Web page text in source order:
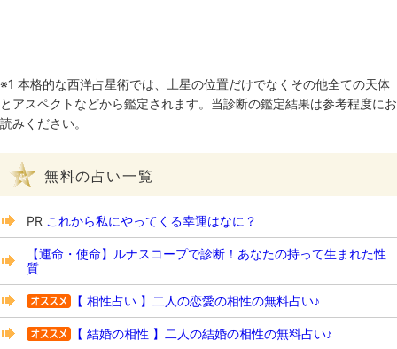
※1 本格的な西洋占星術では、土星の位置だけでなくその他全ての天体
とアスペクトなどから鑑定されます。当診断の鑑定結果は参考程度にお
読みください。
無料の占い一覧
PR これから私にやってくる幸運はなに？
【運命・使命】ルナスコープで診断！あなたの持って生まれた性
質
【 相性占い 】二人の恋愛の相性の無料占い♪
【 結婚の相性 】二人の結婚の相性の無料占い♪